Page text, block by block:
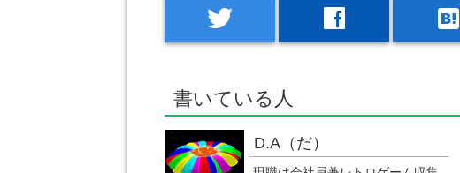
twitter facebook hatenabookmark
書いている人
D.A（だ）